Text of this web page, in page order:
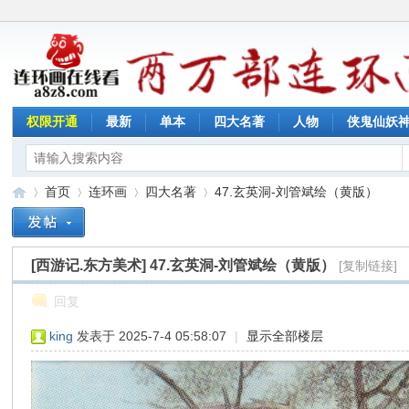
权限开通 最新 单本 四大名著 人物 侠鬼仙妖
»
首页
›
连环画
›
四大名著
›
47.玄英洞-刘管斌绘（黄版）
[西游记.东方美术]47.玄英洞-刘管斌绘（黄版） [复制链接]
回复
king 发表于 2025-7-4 05:58:07 | 显示全部楼层